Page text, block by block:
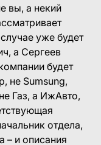
вы, а некий
уже будет
а Сергеев
будет
не Sumsung,
Газ, а ИжАвто,
отдела,
– и описания